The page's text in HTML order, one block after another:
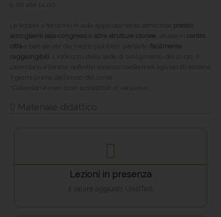
9,00 alle 14,00.*
Le lezioni si terranno in aule appositamente attrezzate presso
accoglienti sale congressi o altre strutture idonee , situate in centro
città e ben servite dai mezzi pubblici, pertanto facilmente
raggiungibili . L’indirizzo della sede di svolgimento del corso, il
calendario e l’orario definitivi saranno confermati agli iscritti almeno
7 giorni prima dell’inizio del corso.
Calendari e orari sono suscettibili di variazioni.
Materiale didattico
Lezioni in presenza
il valore aggiunto UnidTest